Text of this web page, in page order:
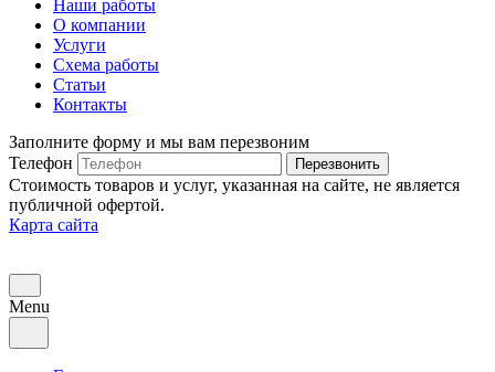
Наши работы
О компании
Услуги
Схема работы
Статьи
Контакты
Заполните форму и мы вам перезвоним
Телефон
Перезвонить
Стоимость товаров и услуг, указанная на сайте, не является
публичной офертой.
Карта сайта
Menu